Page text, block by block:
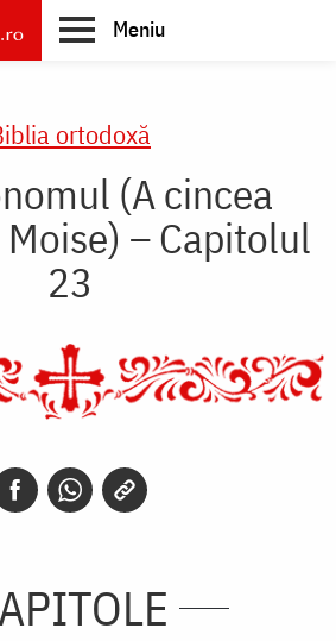
Meniu
ortodoxă
(A cincea
– Capitolul
23